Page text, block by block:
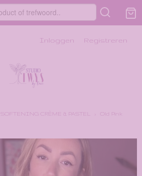
Inloggen Registreren
SOFTENING CRÈME & PASTEL
Old Pink